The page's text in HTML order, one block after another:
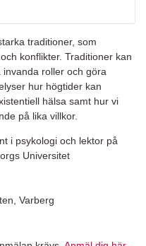
traditioner, som
konflikter. Traditioner kan
roller och göra
hur högtider kan
hälsa samt hur vi
på lika villkor.
i psykologi och lektor på
Universitet
Varberg